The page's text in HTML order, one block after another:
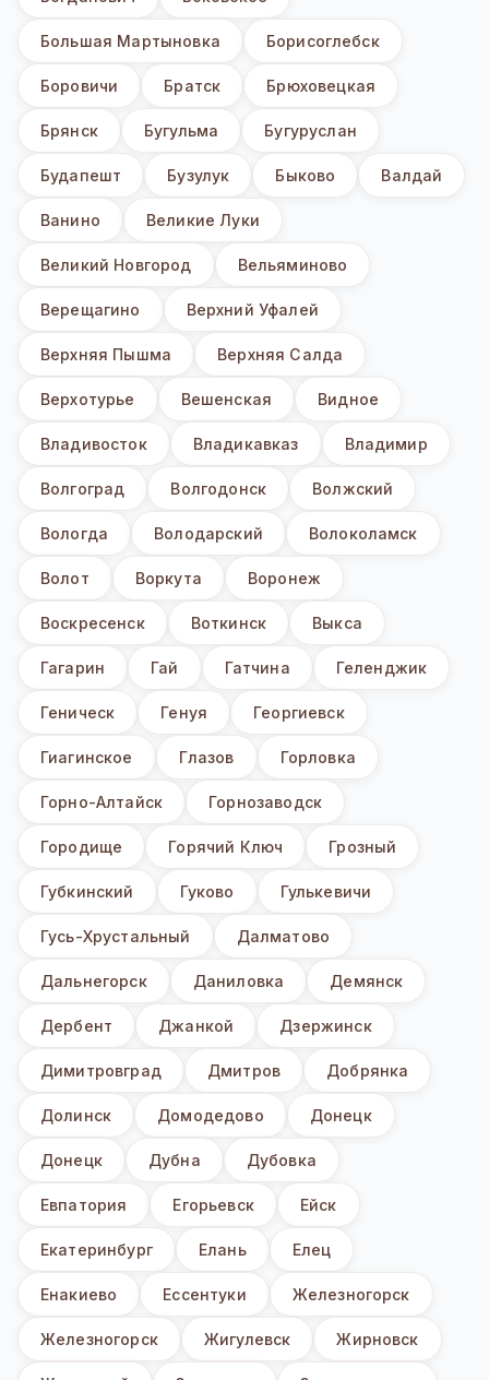
Большая Мартыновка Борисоглебск
Боровичи Братск Брюховецкая
Брянск Бугульма Бугуруслан
Будапешт Бузулук Быково Валдай
Ванино Великие Луки
Великий Новгород Вельяминово
Верещагино Верхний Уфалей
Верхняя Пышма Верхняя Салда
Верхотурье Вешенская Видное
Владивосток Владикавказ Владимир
Волгоград Волгодонск Волжский
Вологда Володарский Волоколамск
Волот Воркута Воронеж
Воскресенск Воткинск Выкса
Гагарин Гай Гатчина Геленджик
Геническ Генуя Георгиевск
Гиагинское Глазов Горловка
Горно-Алтайск Горнозаводск
Городище Горячий Ключ Грозный
Губкинский Гуково Гулькевичи
Гусь-Хрустальный Далматово
Дальнегорск Даниловка Демянск
Дербент Джанкой Дзержинск
Димитровград Дмитров Добрянка
Долинск Домодедово Донецк
Донецк Дубна Дубовка
Евпатория Егорьевск Ейск
Екатеринбург Елань Елец
Енакиево Ессентуки Железногорск
Железногорск Жигулевск Жирновск